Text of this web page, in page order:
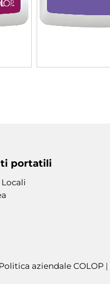
portatili
Politica aziendale COLOP |